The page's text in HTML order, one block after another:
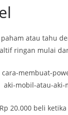
atau tahu
ringan mulai
20.000 beli